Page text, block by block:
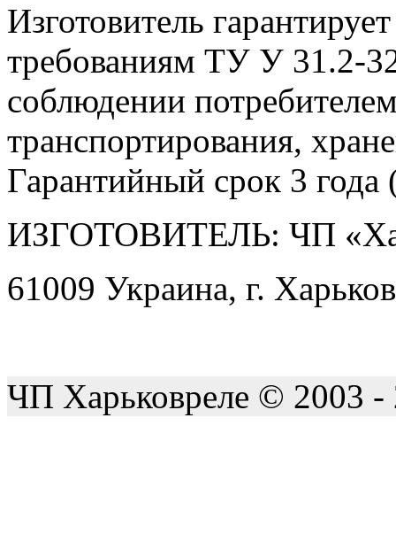
Изготовитель
требованиям ТУ У 31.2-
соблюдении
транспортирования,
Гарантийный срок 3 года
ИЗГОТОВИТЕЛЬ: ЧП
61009 Украина, г.
ЧП Харьковреле © 2003 -